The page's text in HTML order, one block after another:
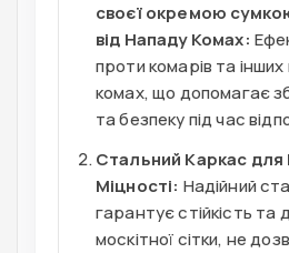
своєї окремою
від Нападу Комах:
проти комарів та
комах, що допомагає
та безпеку під час
Стальний Каркас
Міцності: Надійний
гарантує стійкість та
москітної сітки, не